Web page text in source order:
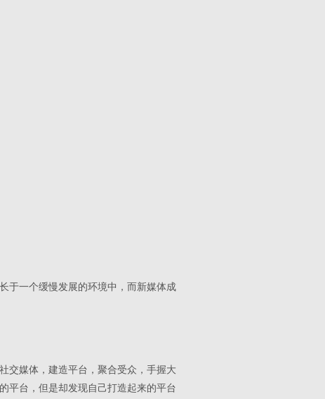
于一个缓慢发展的环境中，而新媒体成
交媒体，建造平台，聚合受众，手握大
平台，但是却发现自己打造起来的平台